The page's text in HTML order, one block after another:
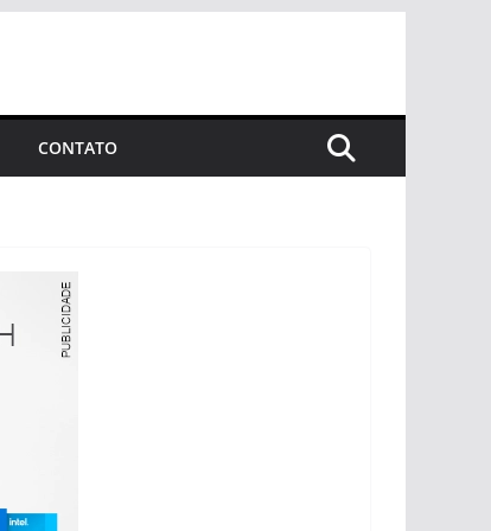
CONTATO